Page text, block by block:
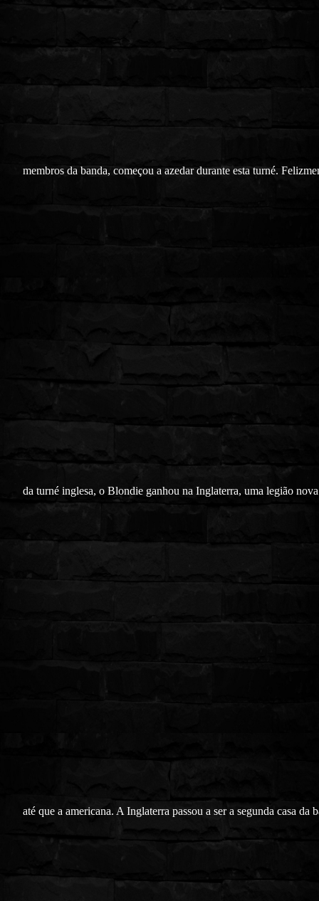
membros da banda, começou a azedar durante esta turné.
da turné inglesa, o Blondie ganhou na Inglaterra, uma legião
até que a americana. A Inglaterra passou a ser a segunda casa da